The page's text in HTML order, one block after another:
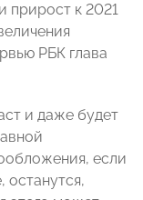
прирост к 2021
РБК глава
и даже будет
если